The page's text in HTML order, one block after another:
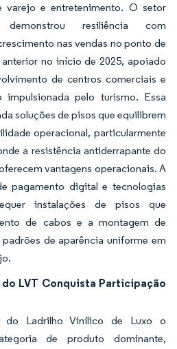
varejo e entretenimento. O setor
resiliência com
nas vendas no ponto de
no início de 2025, apoiado
de centros comerciais e
impulsionada pelo turismo. Essa
soluções de pisos que equilibrem
operacional, particularmente
a resistência antiderrapante do
vantagens operacionais. A
pagamento digital e tecnologias
instalações de pisos que
de cabos e a montagem de
de aparência uniforme em
LVT Conquista Participação
do Ladrilho Vinílico de Luxo o
de produto dominante,